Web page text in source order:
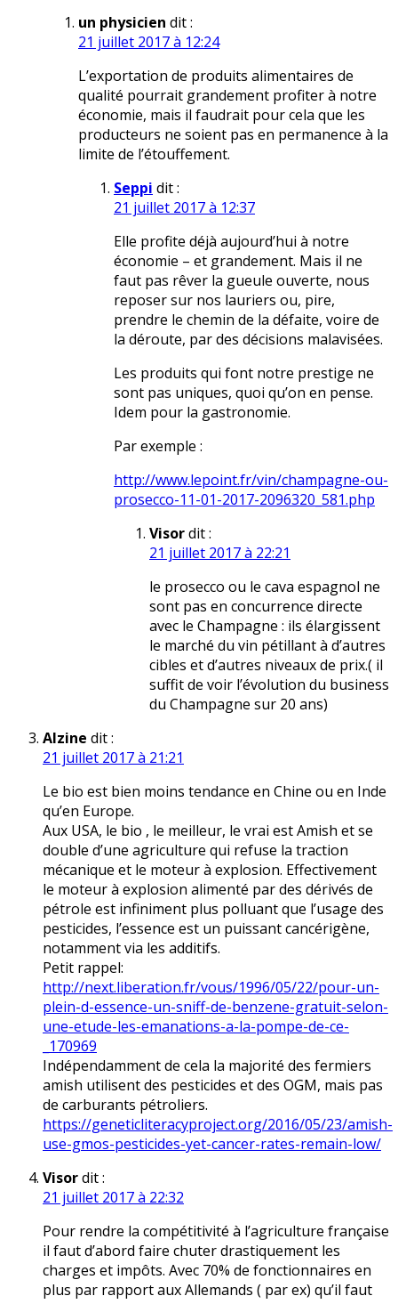
un physicien dit :
21 juillet 2017 à 12:24
L’exportation de produits alimentaires de
qualité pourrait grandement profiter à notre
économie, mais il faudrait pour cela que les
producteurs ne soient pas en permanence à la
limite de l’étouffement.
Seppi dit :
21 juillet 2017 à 12:37
Elle profite déjà aujourd’hui à notre
économie – et grandement. Mais il ne
faut pas rêver la gueule ouverte, nous
reposer sur nos lauriers ou, pire,
prendre le chemin de la défaite, voire de
la déroute, par des décisions malavisées.
Les produits qui font notre prestige ne
sont pas uniques, quoi qu’on en pense.
Idem pour la gastronomie.
Par exemple :
http://www.lepoint.fr/vin/champagne-ou-
prosecco-11-01-2017-2096320_581.php
Visordit :
21 juillet 2017 à 22:21
le prosecco ou le cava espagnol ne
sont pas en concurrence directe
avec le Champagne : ils élargissent
le marché du vin pétillant à d’autres
cibles et d’autres niveaux de prix.( il
suffit de voir l’évolution du business
du Champagne sur 20 ans)
Alzine dit :
21 juillet 2017 à 21:21
Le bio est bien moins tendance en Chine ou en Inde
qu’en Europe.
Aux USA, le bio , le meilleur, le vrai est Amish et se
double d’une agriculture qui refuse la traction
mécanique et le moteur à explosion. Effectivement
le moteur à explosion alimenté par des dérivés de
pétrole est infiniment plus polluant que l’usage des
pesticides, l’essence est un puissant cancérigène,
notamment via les additifs.
Petit rappel:
http://next.liberation.fr/vous/1996/05/22/pour-un-
plein-d-essence-un-sniff-de-benzene-gratuit-selon-
une-etude-les-emanations-a-la-pompe-de-ce-
_170969
Indépendamment de cela la majorité des fermiers
amish utilisent des pesticides et des OGM, mais pas
de carburants pétroliers.
https://geneticliteracyproject.org/2016/05/23/amish-
use-gmos-pesticides-yet-cancer-rates-remain-low/
Visordit :
21 juillet 2017 à 22:32
Pour rendre la compétitivité à l’agriculture française
il faut d’abord faire chuter drastiquement les
charges et impôts. Avec 70% de fonctionnaires en
plus par rapport aux Allemands ( par ex) qu’il faut